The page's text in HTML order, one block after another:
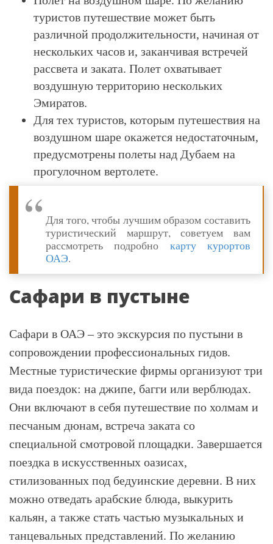
туристов путешествие может быть
различной продолжительности, начиная от
нескольких часов и, заканчивая встречей
рассвета и заката. Полет охватывает
воздушную территорию нескольких
Эмиратов.
Для тех туристов, которым путешествия на
воздушном шаре окажется недостаточным,
предусмотрены полеты над Дубаем на
прогулочном вертолете.
Для того, чтобы лучшим образом составить
туристический маршрут, советуем вам
рассмотреть подробно карту курортов
ОАЭ.
Сафари в пустыне
Сафари в ОАЭ – это экскурсия по пустыни в
сопровождении профессиональных гидов.
Местные туристические фирмы организуют три
вида поездок: на джипе, багги или верблюдах.
Они включают в себя путешествие по холмам и
песчаным дюнам, встреча заката со
специальной смотровой площадки. Завершается
поездка в искусственных оазисах,
стилизованных под бедуинские деревни. В них
можно отведать арабские блюда, выкурить
кальян, а также стать частью музыкальных и
танцевальных представлений. По желанию